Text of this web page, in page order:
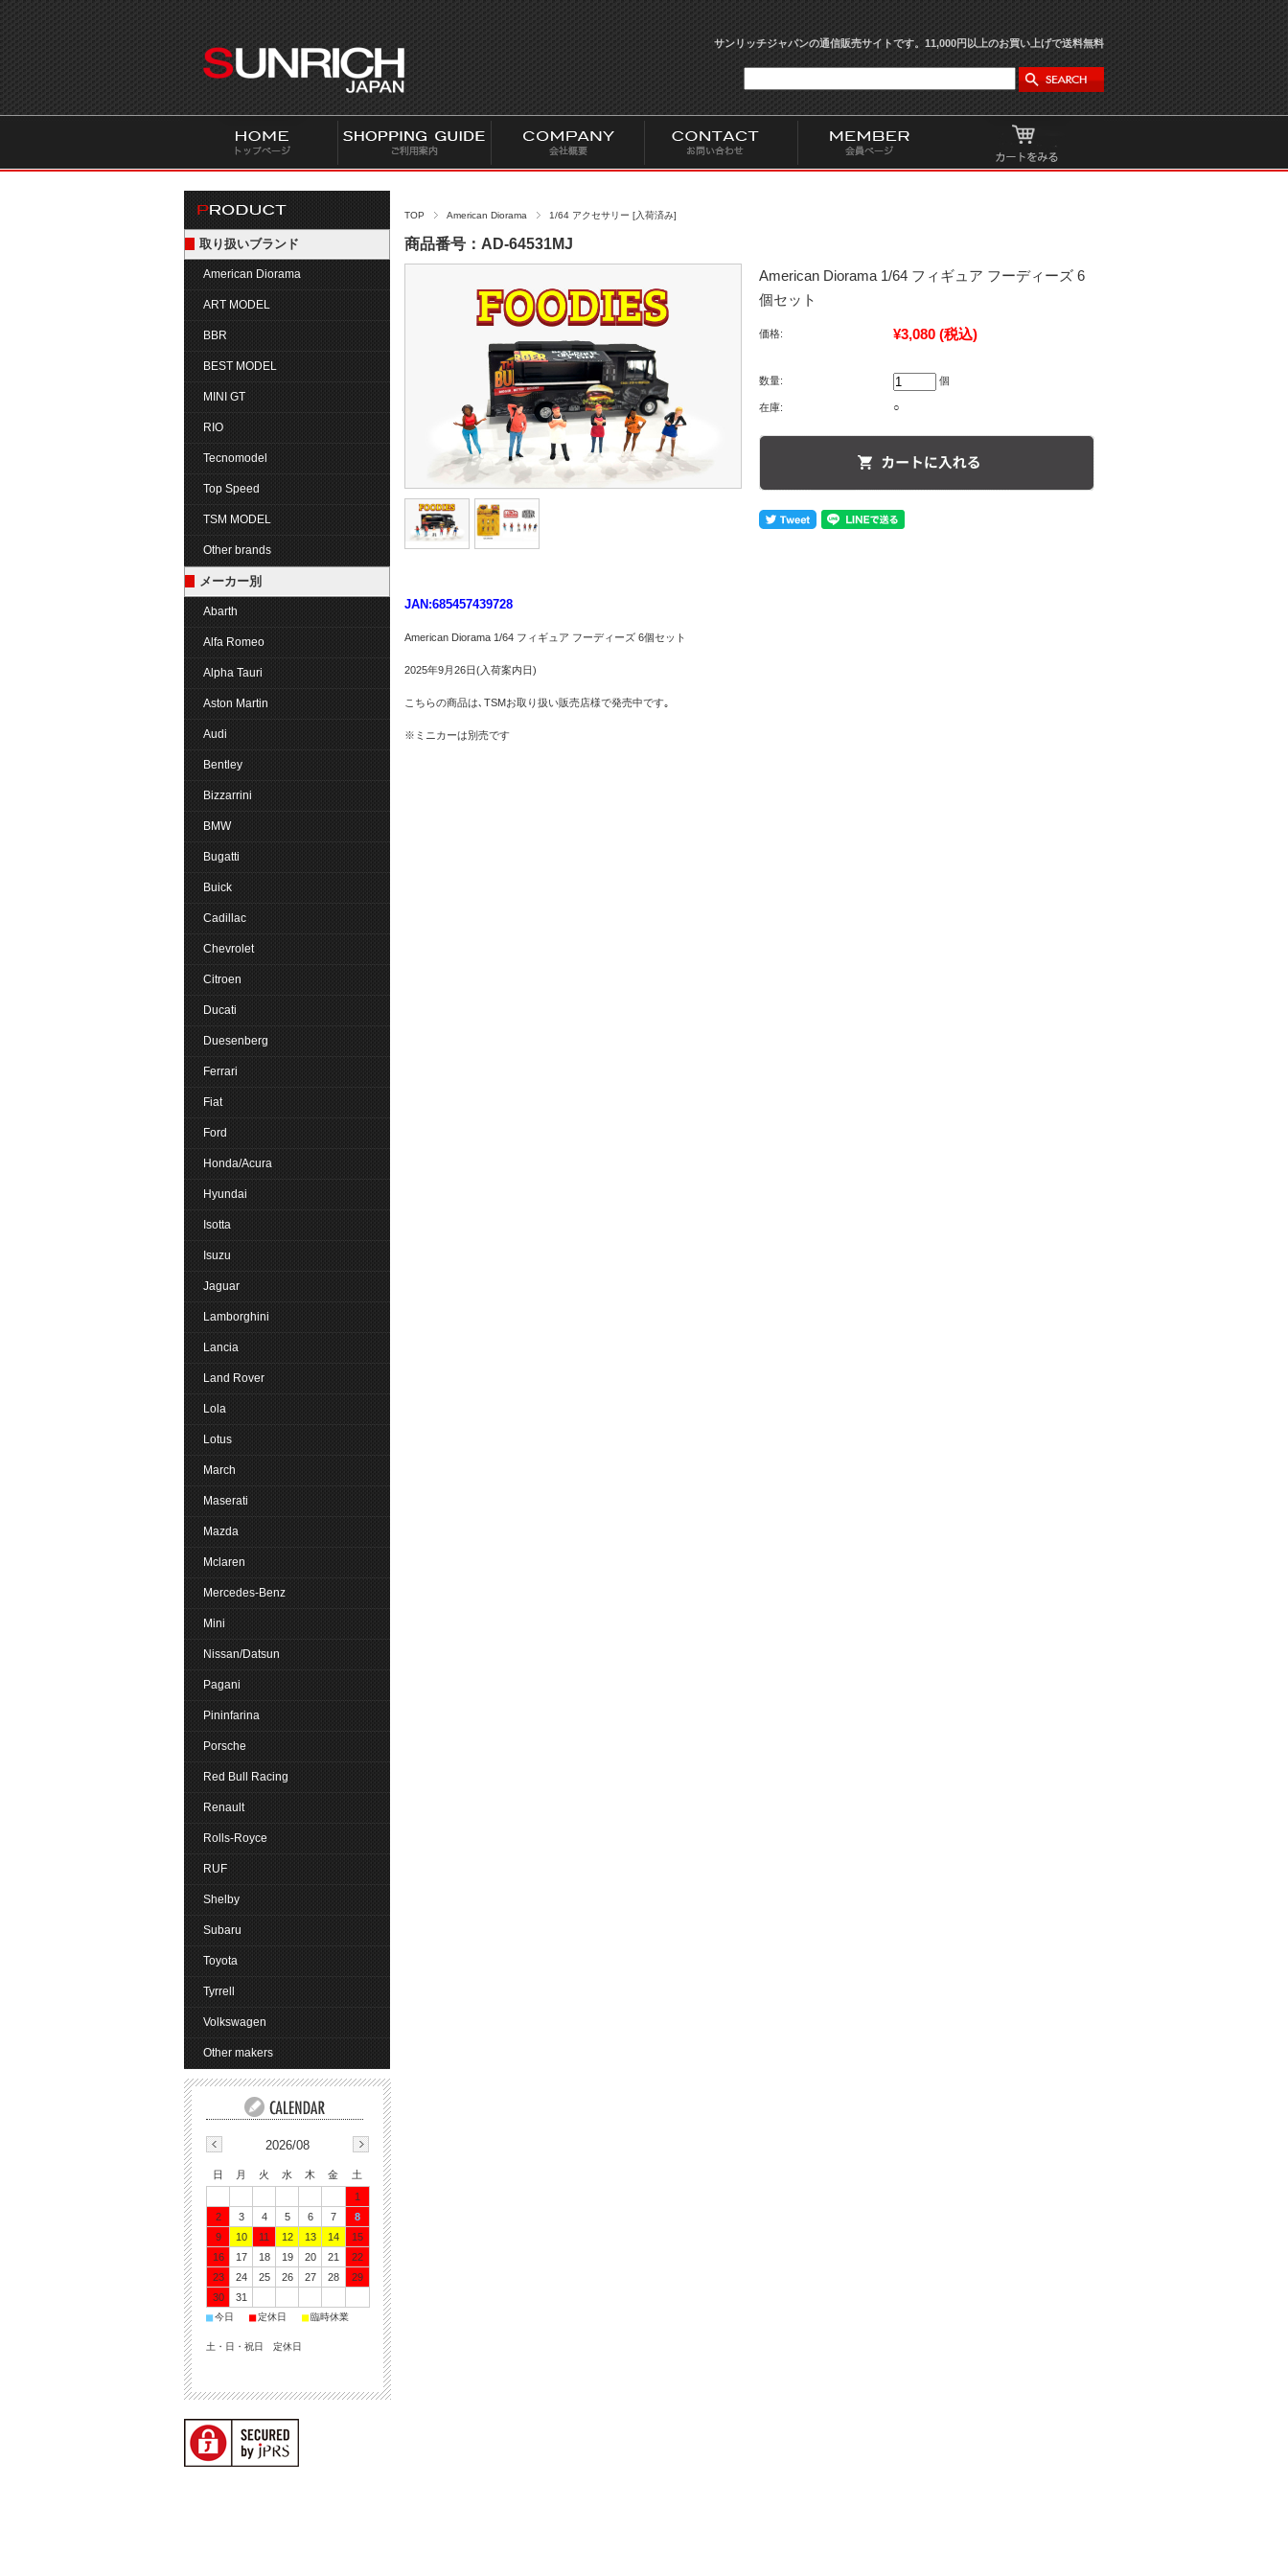
U
N
I
J
A
A
サンリッチジャパンの通信販売サイトです。11,000円以上のお買い上げで送料無料
TOP American Diorama 1/64 アクセサリー [入荷済み]
商品番号：AD-64531MJ
American Diorama 1/64 フィギュア フーディーズ 6
個セット
価格: ¥3,080 (税込)
数量: 個
在庫: ○
JAN:685457439728
American Diorama 1/64 フィギュア フーディーズ 6個セット
2025年9月26日(入荷案内日)
こちらの商品は､TSMお取り扱い販売店様で発売中です｡
※ミニカーは別売です
取り扱いブランド
American Diorama
ART MODEL
BBR
BEST MODEL
MINI GT
RIO
Tecnomodel
Top Speed
TSM MODEL
Other brands
メーカー別
Abarth
Alfa Romeo
Alpha Tauri
Aston Martin
Audi
Bentley
Bizzarrini
BMW
Bugatti
Buick
Cadillac
Chevrolet
Citroen
Ducati
Duesenberg
Ferrari
Fiat
Ford
Honda/Acura
Hyundai
Isotta
Isuzu
Jaguar
Lamborghini
Lancia
Land Rover
Lola
Lotus
March
Maserati
Mazda
Mclaren
Mercedes-Benz
Mini
Nissan/Datsun
Pagani
Pininfarina
Porsche
Red Bull Racing
Renault
Rolls-Royce
RUF
Shelby
Subaru
Toyota
Tyrrell
Volkswagen
Other makers
2026/08
日 月 火 水 木 金
土
1
2
3 4 5 6 7
8
9
10 11 12 13 14
15
16
17 18 19 20 21
22
23
24 25 26 27 28
29
30
31
■今日 ■定休日 ■臨時休業
土・日・祝日 定休日